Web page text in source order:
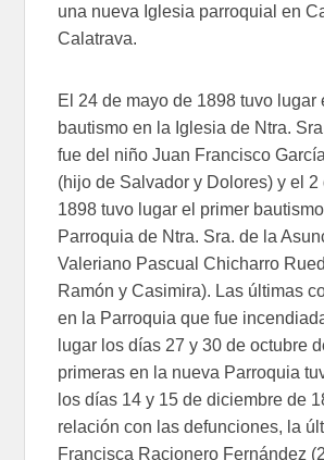
una nueva Iglesia parroquial en
Calatrava.
El 24 de mayo de 1898 tuvo lugar
bautismo en la Iglesia de Ntra.
fue del niño Juan Francisco
(hijo de Salvador y Dolores) y el 2
1898 tuvo lugar el primer
Parroquia de Ntra. Sra. de la
Valeriano Pascual Chicharro
Ramón y Casimira). Las últimas
en la Parroquia que fue
lugar los días 27 y 30 de octubre
primeras en la nueva Parroquia
los días 14 y 15 de diciembre de
relación con las defunciones, la
Francisca Racionero Fernández